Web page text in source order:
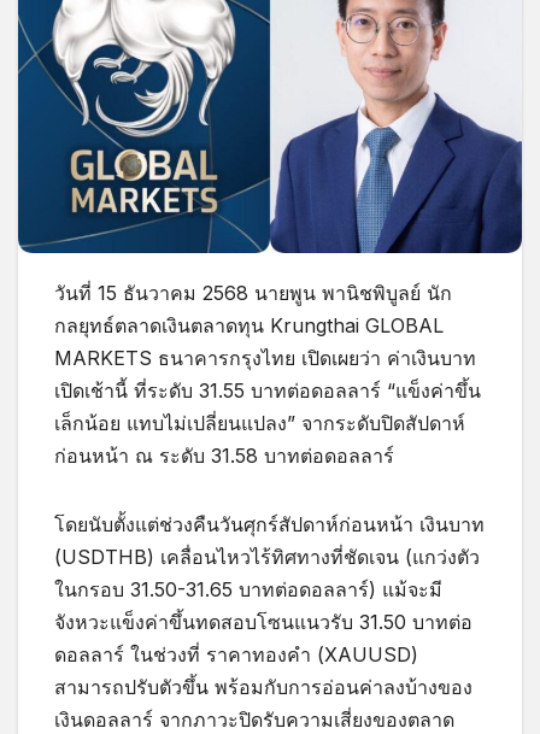
วันที่ 15 ธันวาคม 2568 นายพูน พานิชพิบูลย์ นัก
กลยุทธ์ตลาดเงินตลาดทุน Krungthai GLOBAL
MARKETS ธนาคารกรุงไทย เปิดเผยว่า ค่าเงินบาท
เปิดเช้านี้ ที่ระดับ 31.55 บาทต่อดอลลาร์ “แข็งค่าขึ้น
เล็กน้อย แทบไม่เปลี่ยนแปลง” จากระดับปิดสัปดาห์
ก่อนหน้า ณ ระดับ 31.58 บาทต่อดอลลาร์
โดยนับตั้งแต่ช่วงคืนวันศุกร์สัปดาห์ก่อนหน้า เงินบาท
(USDTHB) เคลื่อนไหวไร้ทิศทางที่ชัดเจน (แกว่งตัว
ในกรอบ 31.50-31.65 บาทต่อดอลลาร์) แม้จะมี
จังหวะแข็งค่าขึ้นทดสอบโซนแนวรับ 31.50 บาทต่อ
ดอลลาร์ ในช่วงที่ ราคาทองคำ (XAUUSD)
สามารถปรับตัวขึ้น พร้อมกับการอ่อนค่าลงบ้างของ
เงินดอลลาร์ จากภาวะปิดรับความเสี่ยงของตลาด